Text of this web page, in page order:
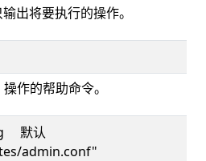
出将要执行的操作。
作的帮助命令。
默认
admin.conf"